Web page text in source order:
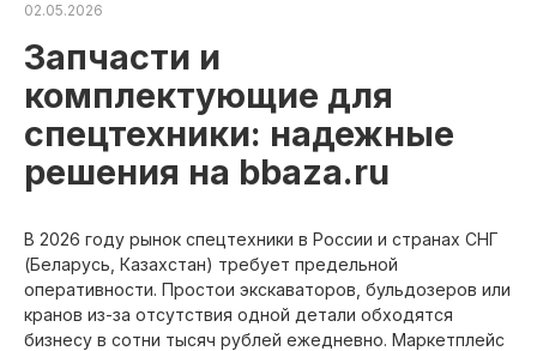
02.05.2026
Запчасти и
комплектующие для
спецтехники: надежные
решения на bbaza.ru
В 2026 году рынок спецтехники в России и странах СНГ
(Беларусь, Казахстан) требует предельной
оперативности. Простои экскаваторов, бульдозеров или
кранов из-за отсутствия одной детали обходятся
бизнесу в сотни тысяч рублей ежедневно. Маркетплейс